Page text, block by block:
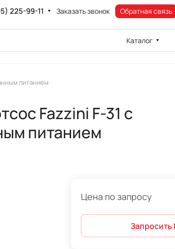
225-99-11 Заказать звонок Обратная связь
Каталог
питанием
Fazzini F-31 c
питанием
Цена по запросу
Запросить